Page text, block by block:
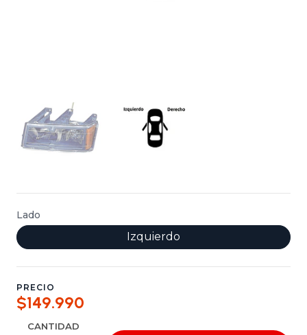
Lado
Izquierdo
PRECIO
$149.990
CANTIDAD